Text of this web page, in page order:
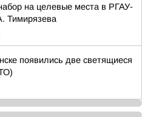
на целевые места в РГАУ-
Тимирязева
появились две светящиеся